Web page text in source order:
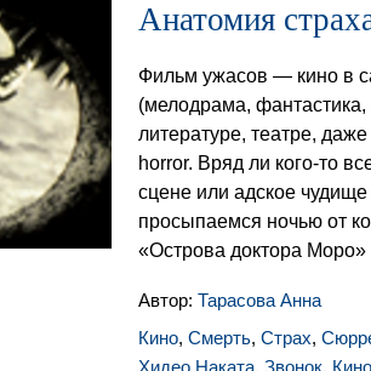
Анатомия
Фильм ужасов — кино в
(мелодрама, фантастика,
литературе, театре,
horror. Вряд ли кого-то
сцене или адское
просыпаемся ночью от
«Острова доктора Моро»
Автор: Тарасова Анна
Кино, Смерть, Страх,
Хидео Наката, Звонок,